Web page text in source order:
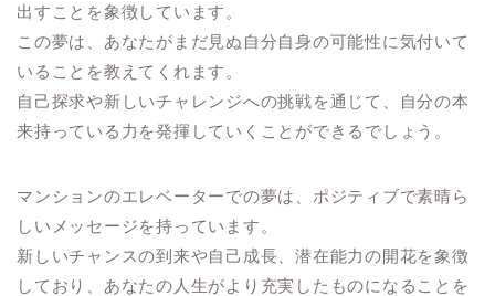
出すことを象徴しています。
この夢は、あなたがまだ見ぬ自分自身の可能性に気付いて
いることを教えてくれます。
自己探求や新しいチャレンジへの挑戦を通じて、自分の本
来持っている力を発揮していくことができるでしょう。
マンションのエレベーターでの夢は、ポジティブで素晴ら
しいメッセージを持っています。
新しいチャンスの到来や自己成長、潜在能力の開花を象徴
しており、あなたの人生がより充実したものになることを